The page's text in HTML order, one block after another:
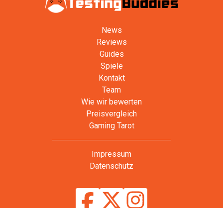
News
Reviews
Guides
Spiele
Kontakt
Team
Wie wir bewerten
Preisvergleich
Gaming Tarot
Impressum
Datenschutz